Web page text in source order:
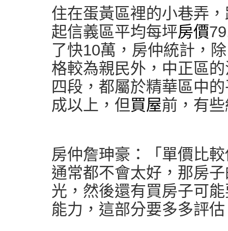
住在蛋黃區裡的小巷弄
起信義區平均每坪房價
了快10萬，房仲統計，
格較為親民外，中正區
四段，都屬於精華區中
成以上，但買屋前，有
房仲詹珅豪：「單價比
通常都不會太好，那房
光，然後還有買房子可
能力，這部分要多多評